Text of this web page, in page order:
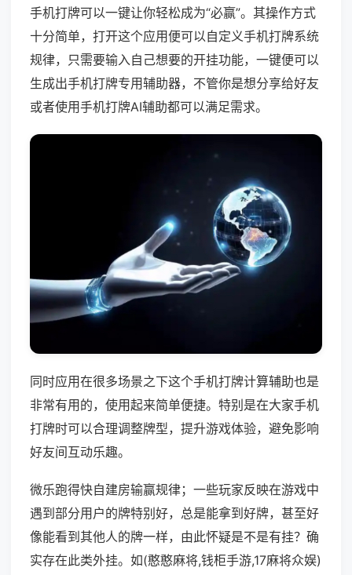
手机打牌可以一键让你轻松成为“必赢”。其操作方式
十分简单，打开这个应用便可以自定义手机打牌系统
规律，只需要输入自己想要的开挂功能，一键便可以
生成出手机打牌专用辅助器，不管你是想分享给好友
或者使用手机打牌AI辅助都可以满足需求。
同时应用在很多场景之下这个手机打牌计算辅助也是
非常有用的，使用起来简单便捷。特别是在大家手机
打牌时可以合理调整牌型，提升游戏体验，避免影响
好友间互动乐趣。
微乐跑得快自建房输赢规律；一些玩家反映在游戏中
遇到部分用户的牌特别好，总是能拿到好牌，甚至好
像能看到其他人的牌一样，由此怀疑是不是有挂？确
实存在此类外挂。如(憨憨麻将,钱柜手游,17麻将众娱)